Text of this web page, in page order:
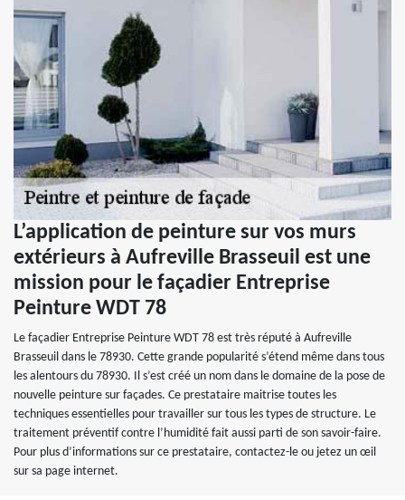
L’application de peinture sur vos murs
extérieurs à Aufreville Brasseuil est une
mission pour le façadier Entreprise
Peinture WDT 78
Le façadier Entreprise Peinture WDT 78 est très réputé à Aufreville
Brasseuil dans le 78930. Cette grande popularité s’étend même dans tous
les alentours du 78930. Il s’est créé un nom dans le domaine de la pose de
nouvelle peinture sur façades. Ce prestataire maitrise toutes les
techniques essentielles pour travailler sur tous les types de structure. Le
traitement préventif contre l’humidité fait aussi parti de son savoir-faire.
Pour plus d’informations sur ce prestataire, contactez-le ou jetez un œil
sur sa page internet.